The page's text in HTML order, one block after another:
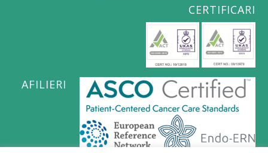
CERTIFICARI
AFILIERI